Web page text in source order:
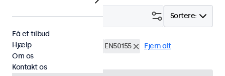
Sortere:
Filter (2)
13 tommer touchskærme EN50155 Fjern alt
Få et tilbud
Hjælp
Om os
Kontakt os